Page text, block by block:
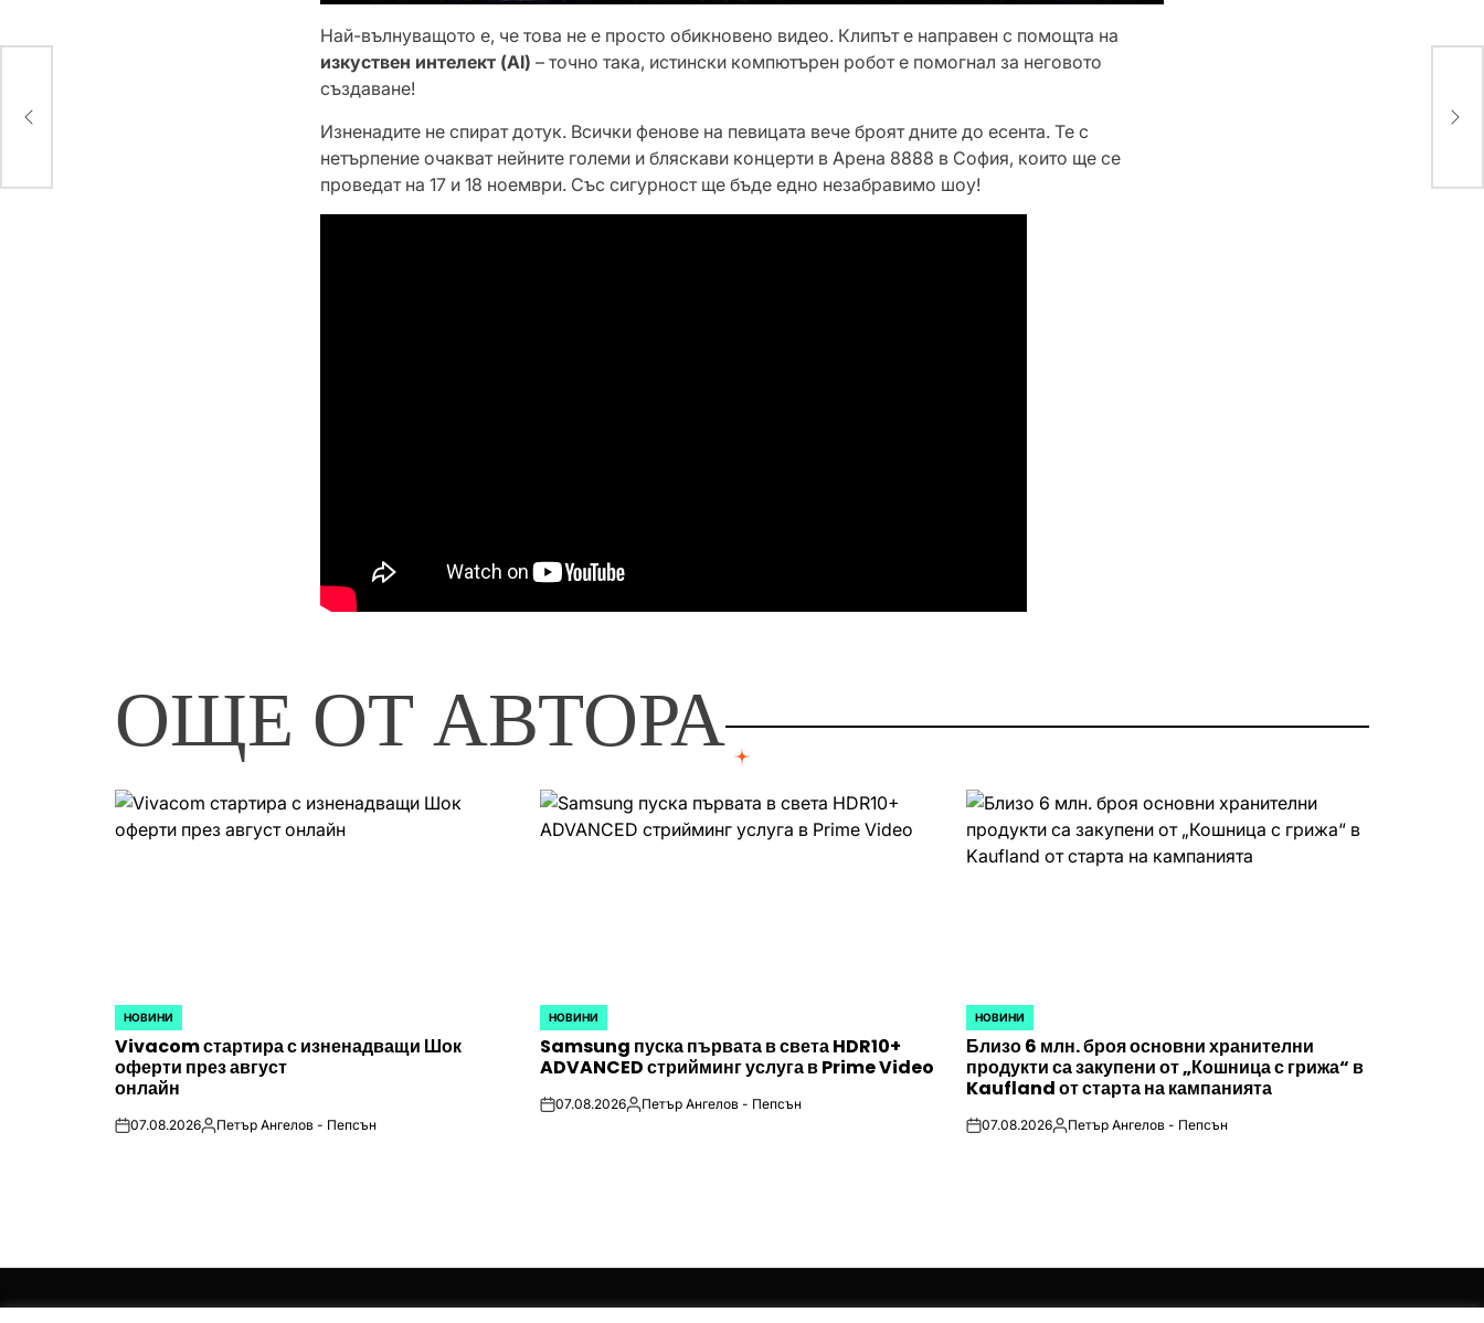
Най-вълнуващото е, че това не е просто обикновено видео. Клипът е направен с помощта на
изкуствен интелект (AI) – точно така, истински компютърен робот е помогнал за неговото
създаване!
Изненадите не спират дотук. Всички фенове на певицата вече броят дните до есента. Те с
нетърпение очакват нейните големи и бляскави концерти в Арена 8888 в София, които ще се
проведат на 17 и 18 ноември. Със сигурност ще бъде едно незабравимо шоу!
ОЩЕ ОТ АВТОРА
POSTED
IN
НОВИНИ
Vivacom стартира с изненадващи Шок
оферти през август
онлайн
on07.08.2026Posted
Петър Ангелов - Пепсън
POSTED
IN
НОВИНИ
Samsung пуска първата в света HDR10+
ADVANCED стрийминг услуга в Prime Video
on07.08.2026Posted
Петър Ангелов - Пепсън
POSTED
IN
НОВИНИ
Близо 6 млн. броя основни хранителни
продукти са закупени от „Кошница с грижа“ в
Kaufland от старта на кампанията
on07.08.2026PostedПетър Ангелов - Пепсън